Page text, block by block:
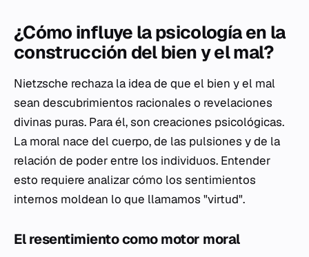
¿Cómo influye la psicología en la
construcción del bien y el mal?
Nietzsche rechaza la idea de que el bien y el mal
sean descubrimientos racionales o revelaciones
divinas puras. Para él, son creaciones psicológicas.
La moral nace del cuerpo, de las pulsiones y de la
relación de poder entre los individuos. Entender
esto requiere analizar cómo los sentimientos
internos moldean lo que llamamos "virtud".
El resentimiento como motor moral